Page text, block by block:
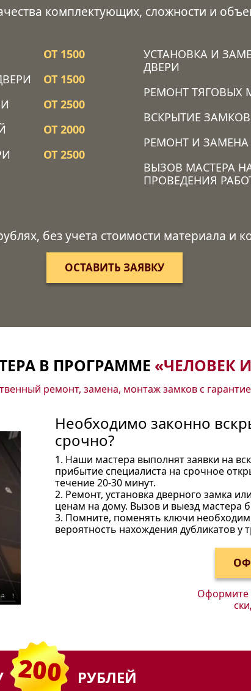
комплектующих, сложности и
ОТ 1500
ОТ 1500
ОТ 2500
ОТ 2000
ОТ 2500
УСТАНОВКА И
ДВЕРИ
РЕМОНТ ТЯГОВЫХ
ВСКРЫТИЕ
РЕМОНТ И
ВЫЗОВ МАСТЕРА
ПРОВЕДЕНИЯ
без учета стоимости материала и
ОСТАВИТЬ ЗАЯВКУ
В ПРОГРАММЕ «ЧЕЛОВЕК
ремонт, замена, монтаж замков с
Необходимо законно
срочно?
1. Наши мастера выполнят заявки на
прибытие специалиста на срочное
течение 20-30 минут.
2. Ремонт, установка дверного замка
ценам на дому. Вызов и выезд мастера
3. Помните, поменять ключи
вероятность нахождения дубликатов у
Оформите
РУБЛЕЙ